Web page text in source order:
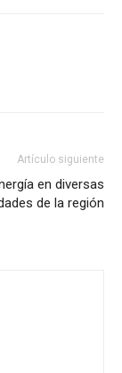
Artículo siguiente
en diversas
de la región